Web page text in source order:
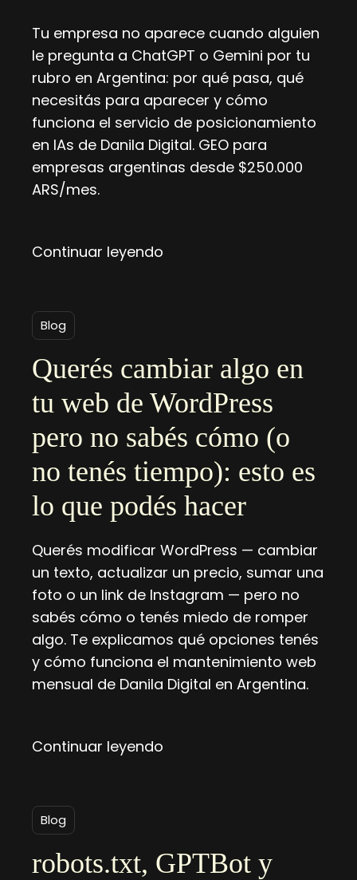
Tu empresa no aparece cuando alguien
le pregunta a ChatGPT o Gemini por tu
rubro en Argentina: por qué pasa, qué
necesitás para aparecer y cómo
funciona el servicio de posicionamiento
en IAs de Danila Digital. GEO para
empresas argentinas desde $250.000
ARS/mes.
Continuar leyendo
Blog
Querés cambiar algo en
tu web de WordPress
pero no sabés cómo (o
no tenés tiempo): esto es
lo que podés hacer
Querés modificar WordPress — cambiar
un texto, actualizar un precio, sumar una
foto o un link de Instagram — pero no
sabés cómo o tenés miedo de romper
algo. Te explicamos qué opciones tenés
y cómo funciona el mantenimiento web
mensual de Danila Digital en Argentina.
Continuar leyendo
Blog
robots.txt, GPTBot y